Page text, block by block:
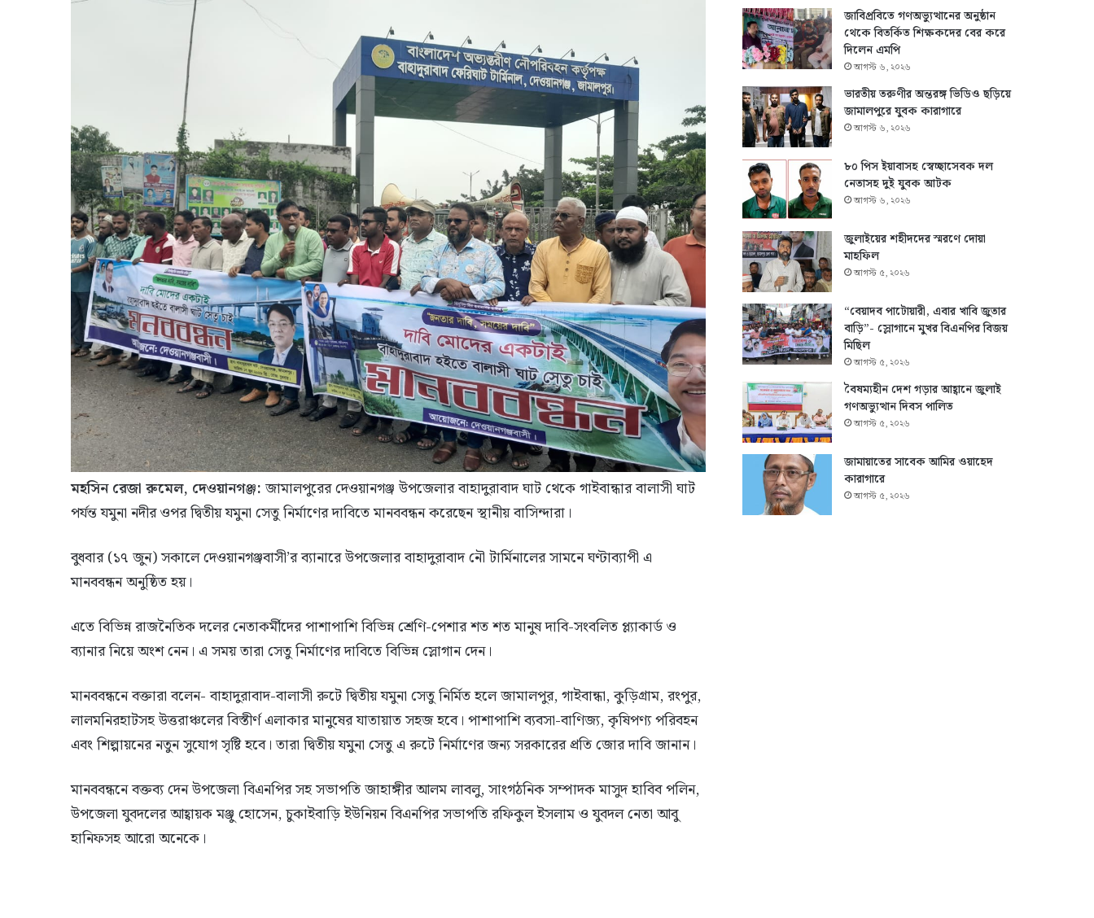
মহসিন রেজা রুমেল, দেওয়ানগঞ্জ: জামালপুরের দেওয়ানগঞ্জ উপজেলার বাহাদুরাবাদ ঘাট থেকে গাইবান্ধার বালাসী ঘাট
পর্যন্ত যমুনা নদীর ওপর দ্বিতীয় যমুনা সেতু নির্মাণের দাবিতে মানববন্ধন করেছেন স্থানীয় বাসিন্দারা।
বুধবার (১৭ জুন) সকালে দেওয়ানগঞ্জবাসী’র ব্যানারে উপজেলার বাহাদুরাবাদ নৌ টার্মিনালের সামনে ঘণ্টাব্যাপী এ
মানববন্ধন অনুষ্ঠিত হয়।
এতে বিভিন্ন রাজনৈতিক দলের নেতাকর্মীদের পাশাপাশি বিভিন্ন শ্রেণি-পেশার শত শত মানুষ দাবি-সংবলিত প্ল্যাকার্ড ও
ব্যানার নিয়ে অংশ নেন। এ সময় তারা সেতু নির্মাণের দাবিতে বিভিন্ন স্লোগান দেন।
মানববন্ধনে বক্তারা বলেন- বাহাদুরাবাদ-বালাসী রুটে দ্বিতীয় যমুনা সেতু নির্মিত হলে জামালপুর, গাইবান্ধা, কুড়িগ্রাম, রংপুর,
লালমনিরহাটসহ উত্তরাঞ্চলের বিস্তীর্ণ এলাকার মানুষের যাতায়াত সহজ হবে। পাশাপাশি ব্যবসা-বাণিজ্য, কৃষিপণ্য পরিবহন
এবং শিল্পায়নের নতুন সুযোগ সৃষ্টি হবে। তারা দ্বিতীয় যমুনা সেতু এ রুটে নির্মাণের জন্য সরকারের প্রতি জোর দাবি জানান।
মানববন্ধনে বক্তব্য দেন উপজেলা বিএনপির সহ সভাপতি জাহাঙ্গীর আলম লাবলু, সাংগঠনিক সম্পাদক মাসুদ হাবিব পলিন,
উপজেলা যুবদলের আহ্বায়ক মঞ্জু হোসেন, চুকাইবাড়ি ইউনিয়ন বিএনপির সভাপতি রফিকুল ইসলাম ও যুবদল নেতা আবু
হানিফসহ আরো অনেকে।
জাবিপ্রবিতে গণঅভ্যুত্থানের অনুষ্ঠান
থেকে বিতর্কিত শিক্ষকদের বের করে
দিলেন এমপি
আগস্ট ৬, ২০২৬
ভারতীয় তরুণীর অন্তরঙ্গ ভিডিও ছড়িয়ে
জামালপুরে যুবক কারাগারে
আগস্ট ৬, ২০২৬
৮০ পিস ইয়াবাসহ স্বেচ্ছাসেবক দল
নেতাসহ দুই যুবক আটক
আগস্ট ৬, ২০২৬
জুলাইয়ের শহীদদের স্মরণে দোয়া
মাহফিল
আগস্ট ৫, ২০২৬
“বেয়াদব পাটোয়ারী, এবার খাবি জুতার
বাড়ি”- স্লোগানে মুখর বিএনপির বিজয়
মিছিল
আগস্ট ৫, ২০২৬
বৈষম্যহীন দেশ গড়ার আহ্বানে জুলাই
গণঅভ্যুত্থান দিবস পালিত
আগস্ট ৫, ২০২৬
জামায়াতের সাবেক আমির ওয়াহেদ
কারাগারে
আগস্ট ৫, ২০২৬